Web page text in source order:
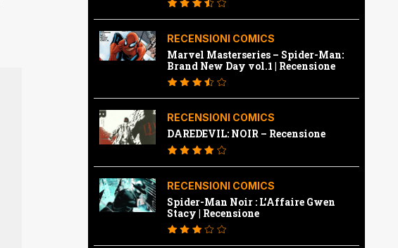
RECENSIONI COMICS
Marvel Masterseries – Spider-Man:
Brand New Day vol.1 | Recensione
RECENSIONI COMICS
DAREDEVIL: NOIR – Recensione
RECENSIONI COMICS
Spider-Man Noir : L’Affaire Gwen
Stacy | Recensione